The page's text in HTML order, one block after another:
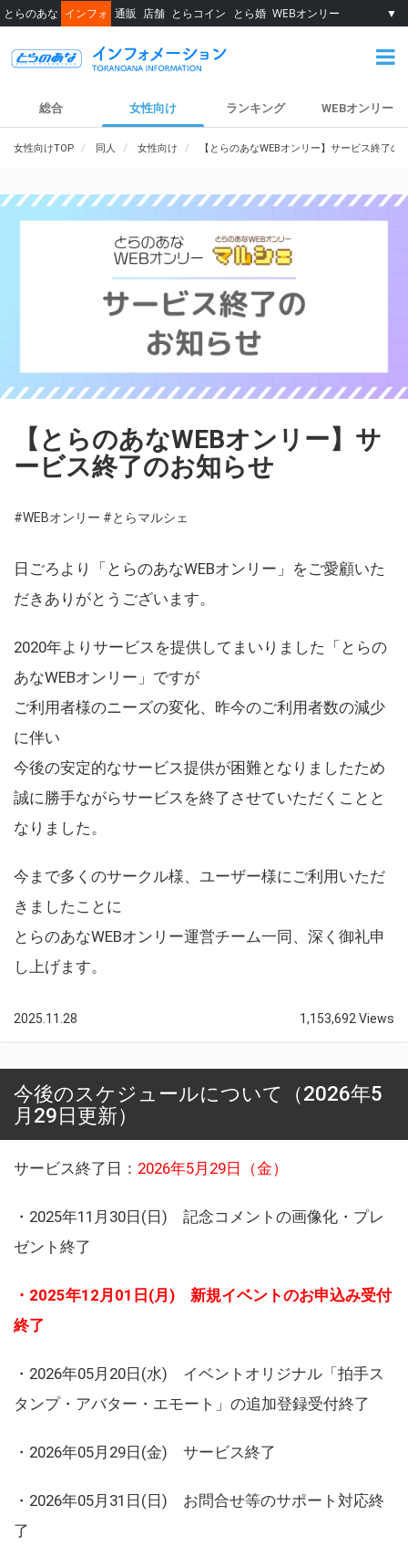
とらのあな インフォ 通販 店舗 とらコイン とら婚 WEBオンリー ▼
総合 女性向け ランキング WEBオンリー
女性向けTOP 同人 女性向け 【とらのあなWEBオンリー】サービス終了の
【とらのあなWEBオンリー】サ
ービス終了のお知らせ
#WEBオンリー #とらマルシェ
日ごろより「とらのあなWEBオンリー」をご愛顧いた
だきありがとうございます。
2020年よりサービスを提供してまいりました「とらの
あなWEBオンリー」ですが
ご利用者様のニーズの変化、昨今のご利用者数の減少
に伴い
今後の安定的なサービス提供が困難となりましたため
誠に勝手ながらサービスを終了させていただくことと
なりました。
今まで多くのサークル様、ユーザー様にご利用いただ
きましたことに
とらのあなWEBオンリー運営チーム一同、深く御礼申
し上げます。
2025.11.28 1,153,692 Views
今後のスケジュールについて（2026年5
月29日更新）
サービス終了日： 2026年5月29日（金）
・2025年11月30日(日) 記念コメントの画像化・プレ
ゼント終了
・2025年12月01日(月) 新規イベントのお申込み受付
終了
・2026年05月20日(水) イベントオリジナル「拍手ス
タンプ・アバター・エモート」の追加登録受付終了
・2026年05月29日(金) サービス終了
・2026年05月31日(日) お問合せ等のサポート対応終
了